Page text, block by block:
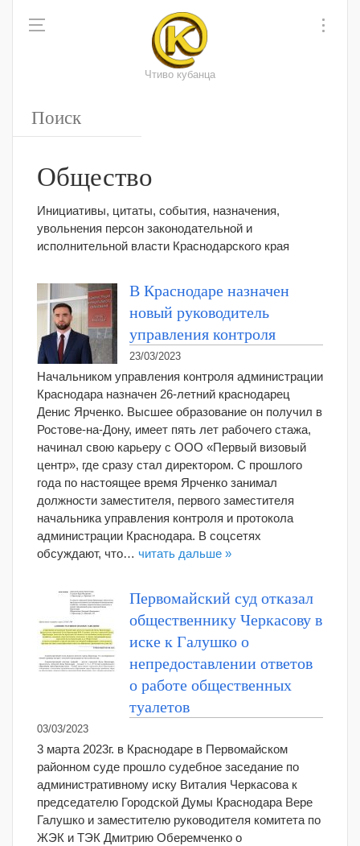
Чтиво кубанца
Общество
Инициативы, цитаты, события, назначения,
увольнения персон законодательной и
исполнительной власти Краснодарского края
В Краснодаре назначен
новый руководитель
управления контроля
23/03/2023
Начальником управления контроля администрации
Краснодара назначен 26-летний краснодарец
Денис Ярченко. Высшее образование он получил в
Ростове-на-Дону, имеет пять лет рабочего стажа,
начинал свою карьеру с ООО «Первый визовый
центр», где сразу стал директором. С прошлого
года по настоящее время Ярченко занимал
должности заместителя, первого заместителя
начальника управления контроля и протокола
администрации Краснодара. В соцсетях
обсуждают, что… читать дальше »
Первомайский суд отказал
общественнику Черкасову в
иске к Галушко о
непредоставлении ответов
о работе общественных
туалетов
03/03/2023
3 марта 2023г. в Краснодаре в Первомайском
районном суде прошло судебное заседание по
административному иску Виталия Черкасова к
председателю Городской Думы Краснодара Вере
Галушко и заместителю руководителя комитета по
ЖЭК и ТЭК Дмитрию Оберемченко о